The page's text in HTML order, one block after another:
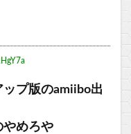
プ版のamiibo出
やめろや